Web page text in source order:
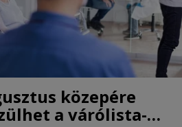
közepére
a várólista-